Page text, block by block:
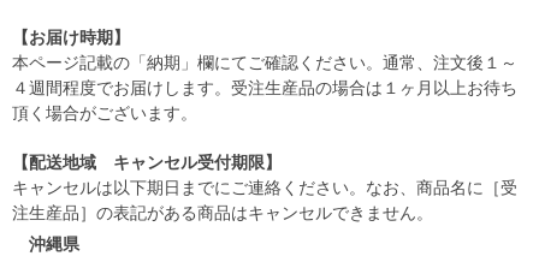
【お届け時期】
本ページ記載の「納期」欄にてご確認ください。通常、注文後１～
４週間程度でお届けします。受注生産品の場合は１ヶ月以上お待ち
頂く場合がございます。
【配送地域 キャンセル受付期限】
キャンセルは以下期日までにご連絡ください。なお、商品名に［受
注生産品］の表記がある商品はキャンセルできません。
沖縄県